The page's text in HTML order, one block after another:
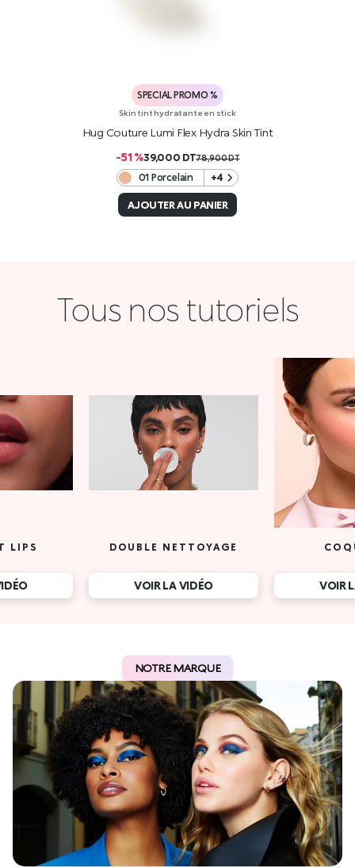
SPECIAL PROMO %
Skin tint hydratante en stick
Hug Couture Lumi Flex Hydra Skin Tint
-51 %39,000 DT78,900DT
01 Porcelain +4
AJOUTER AU PANIER
Tous nos tutoriels
LIPS DOUBLE NETTOYAGE
VOIR LA VIDÉO VOIR
NOTRE MARQUE